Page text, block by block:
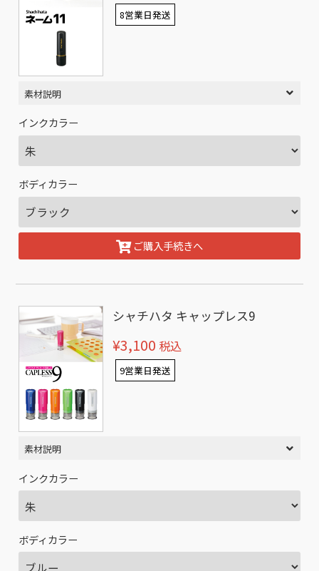
8営業日発送
素材説明
インクカラー
ボディカラー
ご購入手続きへ
シャチハタ キャップレス9
¥3,100 税込
9営業日発送
素材説明
インクカラー
ボディカラー